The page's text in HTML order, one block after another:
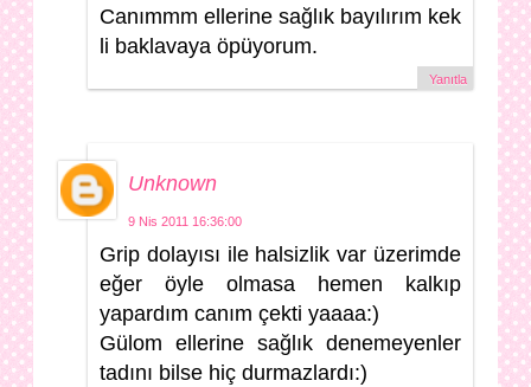
Canımmm ellerine sağlık bayılırım kek
li baklavaya öpüyorum.
Yanıtla
Unknown
9 Nis 2011 16:36:00
Grip dolayısı ile halsizlik var üzerimde
eğer öyle olmasa hemen kalkıp
yapardım canım çekti yaaaa:)
Gülom ellerine sağlık denemeyenler
tadını bilse hiç durmazlardı:)